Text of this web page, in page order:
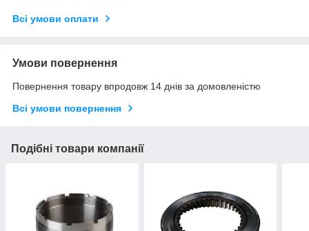
Всі умови оплати
Умови повернення
Повернення товару впродовж 14 днів за домовленістю
Всі умови повернення
Подібні товари компанії